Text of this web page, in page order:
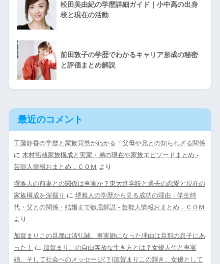
松田美由紀の学歴詳細ガイド｜小中高の出身
校と現在の活動
前田敦子の学歴でわかるキャリア形成の秘密
と評価まとめ解説
最近のコメント
工藤静香の学歴と家族背景がわかる！父母や兄との知られざる関係
に 木村拓哉家族構成と実家・弟の現在や家族エピソードまとめ -
芸能人情報おまとめ．ＣＯＭ より
堺雅人の前妻との関係は事実か？東大進学説と過去の恋愛と現在の
家族構成を深掘り に 堺雅人の学歴から見る成功の理由｜学生時
代・父との関係・結婚まで徹底解説 - 芸能人情報おまとめ．ＣＯＭ
より
加賀まりこの旦那は清弘誠。事実婚になった理由は旦那の息子にあ
った！
に 加賀まりこの自由奔放な生き方とは？女優人生と事実
婚、そして社会へのメッセージ(？)加賀まりこの輝き、女優として